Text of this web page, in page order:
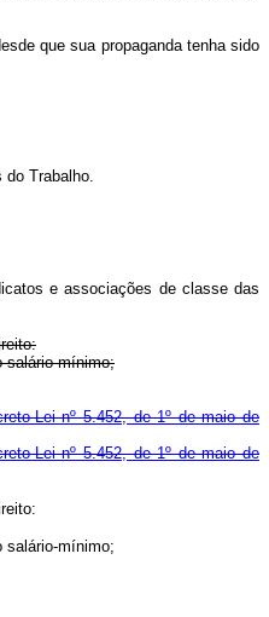
que sua propaganda tenha sido
Trabalho.
e associações de classe das
salário-mínimo;
Lei nº 5.452, de 1º de maio de
Lei nº 5.452, de 1º de maio de
salário-mínimo;